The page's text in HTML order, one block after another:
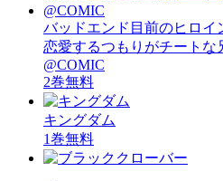
バッドエンド目前のヒロイ
恋愛するつもりがチートな
@COMIC
2巻無料
キングダム
1巻無料